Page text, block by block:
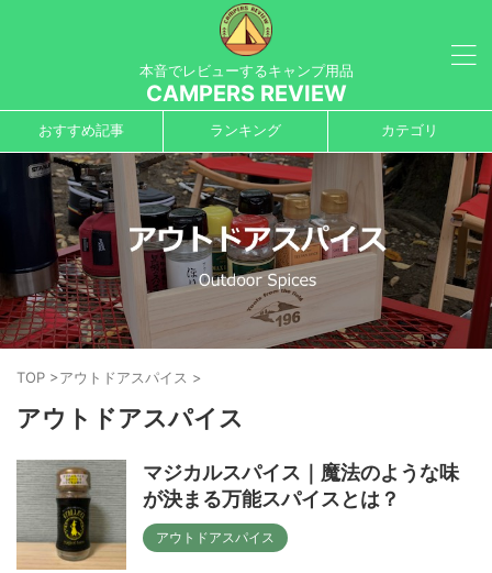
本音でレビューするキャンプ用品
CAMPERS REVIEW
おすすめ記事 ランキング カテゴリ
TOP >アウトドアスパイス >
アウトドアスパイス
マジカルスパイス｜魔法のような味
が決まる万能スパイスとは？
アウトドアスパイス